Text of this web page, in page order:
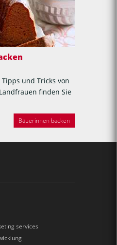
Tipps und Tricks von
finden Sie
Bäuerinnen backen
services